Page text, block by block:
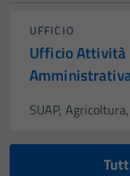
UFFICIO
Ufficio Attività
SUAP,